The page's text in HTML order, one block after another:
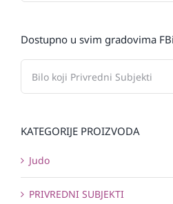
Dostupno u svim gradovima
KATEGORIJE PROIZVODA
Judo
PRIVREDNI SUBJEKTI